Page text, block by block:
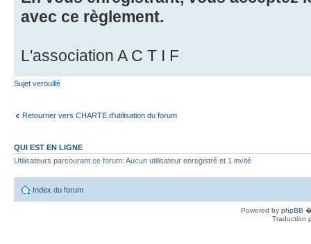
avec ce règlement.
L'association A C T I F
Sujet verouillé
Retourner vers CHARTE d'utilisation du forum
QUI EST EN LIGNE
Utilisateurs parcourant ce forum: Aucun utilisateur enregistré et 1 invité
Index du forum
Powered by phpBB �
Traduction